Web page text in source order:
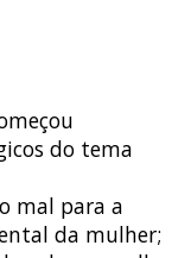
do tema
mal para a
da mulher;